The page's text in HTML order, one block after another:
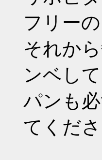
フリー
それか
ンベし
パンも
てくださ